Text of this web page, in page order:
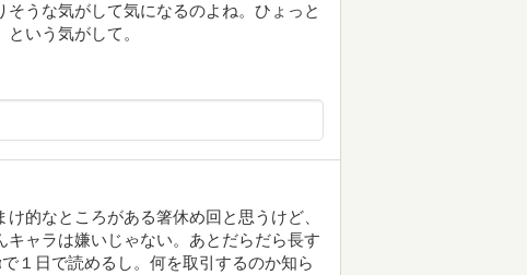
うな気がして気になるのよね。ひょっと
いう気がして。
的なところがある箸休め回と思うけど、
ャラは嫌いじゃない。あとだらだら長す
１日で読めるし。何を取引するのか知ら